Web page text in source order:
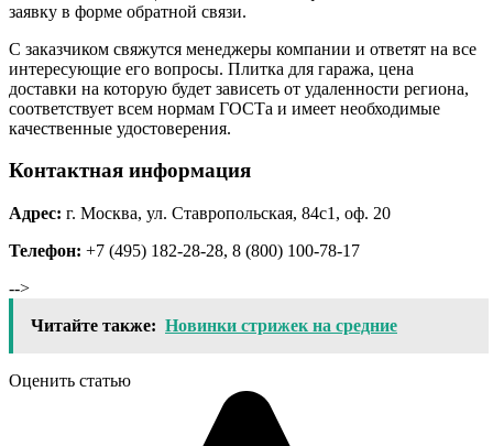
заявку в форме обратной связи.
С заказчиком свяжутся менеджеры компании и ответят на все
интересующие его вопросы. Плитка для гаража, цена
доставки на которую будет зависеть от удаленности региона,
соответствует всем нормам ГОСТа и имеет необходимые
качественные удостоверения.
Контактная информация
Адрес: г. Москва, ул. Ставропольская, 84с1, оф. 20
Телефон: +7 (495) 182-28-28, 8 (800) 100-78-17
-->
Читайте также: Новинки стрижек на средние
Оценить статью